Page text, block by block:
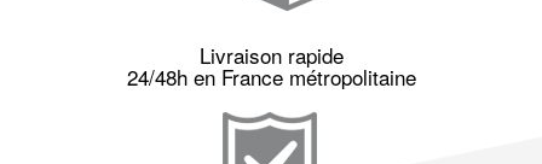
Livraison rapide
24/48h en France métropolitaine